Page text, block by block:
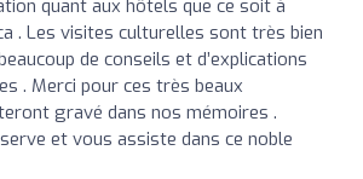
quant aux hôtels que ce soit à
. Les visites culturelles sont très bien
de conseils et d’explications
. Merci pour ces très beaux
gravé dans nos mémoires .
et vous assiste dans ce noble